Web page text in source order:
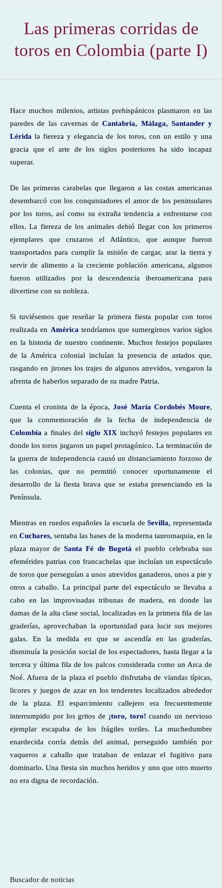
Las primeras corridas de
toros en Colombia (parte I)
Hace muchos milenios, artistas prehispánicos plasmaron en las
paredes de las cavernas deCantabria, Málaga, Santander y
Lérida la fiereza y elegancia de los toros, con un estilo y una
gracia que el arte de los siglos posteriores ha sido incapaz
superar.
De las primeras carabelas que llegaron a las costas americanas
desembarcó con los conquistadores el amor de los peninsulares
por los toros, así como su extraña tendencia a enfrentarse con
ellos. La fiereza de los animales debió llegar con los primeros
ejemplares que cruzaron el Atlántico, que aunque fueron
transportados para cumplir la misión de cargar, arar la tierra y
servir de alimento a la creciente población americana, algunos
fueron utilizados por la descendencia iberoamericana para
divertirse con su nobleza.
Si tuviésemos que reseñar la primera fiesta popular con toros
realizada en América tendríamos que sumergirnos varios siglos
en la historia de nuestro continente. Muchos festejos populares
de la América colonial incluían la presencia de astados que,
rasgando en jirones los trajes de algunos atrevidos, vengaron la
afrenta de haberlos separado de su madre Patria.
Cuenta el cronista de la época,José María Cordobés Moure,
que la conmemoración de la fecha de independencia de
Colombia a finales del siglo XIX incluyó festejos populares en
donde los toros jugaron un papel protagónico. La terminación de
la guerra de independencia causó un distanciamiento forzoso de
las colonias, que no permitió conocer oportunamente el
desarrollo de la fiesta brava que se estaba presenciando en la
Península.
Mientras en ruedos españoles la escuela deSevilla, representada
en Cuchares, sentaba las bases de la moderna tauromaquia, en la
plaza mayor deSanta Fé de Bogotá el pueblo celebraba sus
efemérides patrias con francachelas que incluían un espectáculo
de toros que perseguían a unos atrevidos ganaderos, unos a pie y
otros a caballo. La principal parte del espectáculo se llevaba a
cabo en las improvisadas tribunas de madera, en donde las
damas de la alta clase social, localizadas en la primera fila de las
graderías, aprovechaban la oportunidad para lucir sus mejores
galas. En la medida en que se ascendía en las graderías,
disminuía la posición social de los espectadores, hasta llegar a la
tercera y última fila de los palcos considerada como un Arca de
Noé. Afuera de la plaza el pueblo disfrutaba de viandas típicas,
licores y juegos de azar en los tenderetes localizados alrededor
de la plaza. El esparcimiento callejero era frecuentemente
interrumpido por los gritos de ¡toro, toro! cuando un nervioso
ejemplar escapaba de los frágiles toriles. La muchedumbre
enardecida corría detrás del animal, perseguido también por
vaqueros a caballo que trataban de enlazar el fugitivo para
dominarlo. Una fiesta sin muchos heridos y uno que otro muerto
no era digna de recordación.
Buscador de noticias